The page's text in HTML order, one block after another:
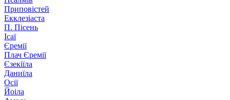
Приповістей
Екклезіаста
П. Пісень
Ісаї
Єремії
Плач Єремії
Єзекіїла
Даниїла
Осії
Йоіла